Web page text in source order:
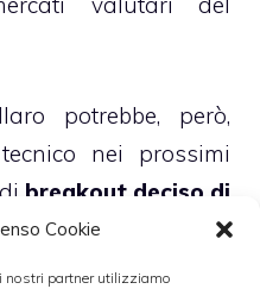
Cookie
nostri partner utilizziamo
potrebbe, però,
nei prossimi
breakout deciso di
accadere, il cable
avere campo libero